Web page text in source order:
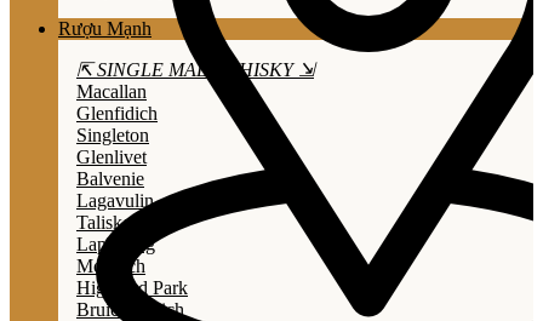
Rượu Mạnh
⇱ SINGLE MALT WHISKY ⇲
Macallan
Glenfidich
Singleton
Glenlivet
Balvenie
Lagavulin
Talisker
Laphroaig
Mortlach
Highland Park
Bruichladdich